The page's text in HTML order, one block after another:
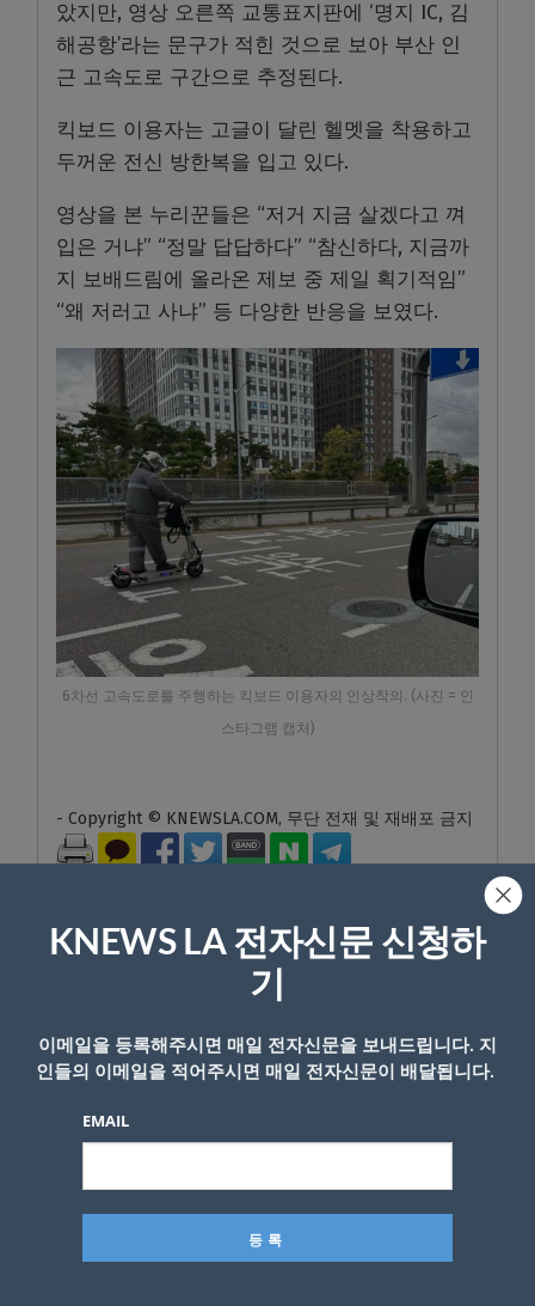
았지만, 영상 오른쪽 교통표지판에 ‘명지 IC, 김
해공항’라는 문구가 적힌 것으로 보아 부산 인
근 고속도로 구간으로 추정된다.
킥보드 이용자는 고글이 달린 헬멧을 착용하고
두꺼운 전신 방한복을 입고 있다.
영상을 본 누리꾼들은 “저거 지금 살겠다고 껴
입은 거냐” “정말 답답하다” “참신하다, 지금까
지 보배드림에 올라온 제보 중 제일 획기적임”
“왜 저러고 사냐” 등 다양한 반응을 보였다.
6차선 고속도로를 주행하는 킥보드 이용자의 인상착의. (사진 = 인
스타그램 캡처)
- Copyright © KNEWSLA.COM, 무단 전재 및 재배포 금지
이메일 주소는 공개되지 않습니다. 필수 필드는* 로 표시됩니
*
KNEWS LA 전자신문 신청하
기
이메일을 등록해주시면 매일 전자신문을 보내드립니다. 지
인들의 이메일을 적어주시면 매일 전자신문이 배달됩니다.
EMAIL